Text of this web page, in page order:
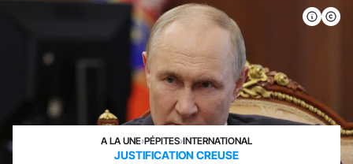
A LA UNE›PÉPITES›INTERNATIONAL
JUSTIFICATION CREUSE